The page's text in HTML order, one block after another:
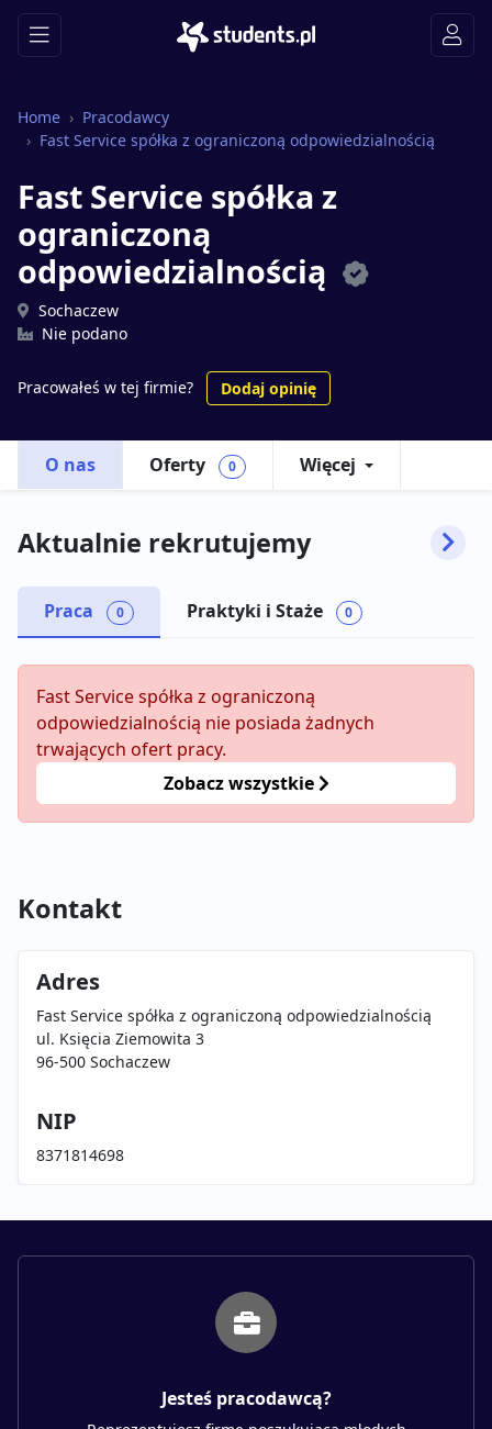
Home
Pracodawcy
Fast Service spółka z ograniczoną odpowiedzialnością
Fast Service spółka z
ograniczoną
odpowiedzialnością
Sochaczew
Nie podano
Pracowałeś w tej firmie? Dodaj opinię
O nas Oferty 0 Więcej
Aktualnie rekrutujemy
Praca 0 Praktyki i Staże 0
Fast Service spółka z ograniczoną
odpowiedzialnością nie posiada żadnych
trwających ofert pracy.
Zobacz wszystkie
Kontakt
Adres
Fast Service spółka z ograniczoną odpowiedzialnością
ul. Księcia Ziemowita 3
96-500 Sochaczew
NIP
8371814698
Jesteś pracodawcą?